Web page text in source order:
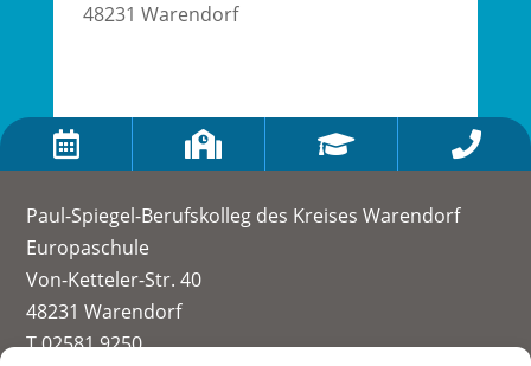
48231 Warendorf
   
Paul-Spiegel-Berufskolleg des Kreises Warendorf
Europaschule
Von-Ketteler-Str. 40
48231 Warendorf
T 02581 9250